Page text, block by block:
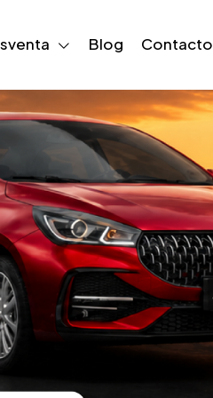
Blog Contacto